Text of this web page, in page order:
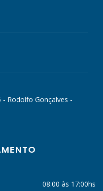
- Rodolfo Gonçalves -
08:00 às 17:00hs